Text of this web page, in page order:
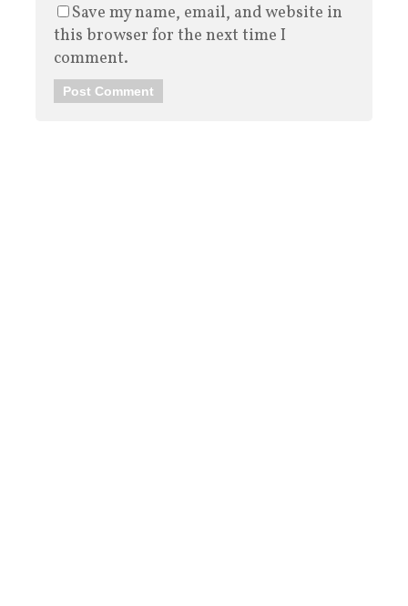
Save my name, email, and website in
this browser for the next time I
comment.